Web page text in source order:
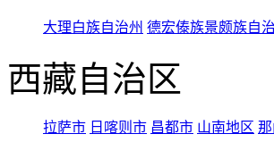
大理白族自治州 德宏傣族景颇族自
西藏自治区
拉萨市 日喀则市 昌都市 山南地区